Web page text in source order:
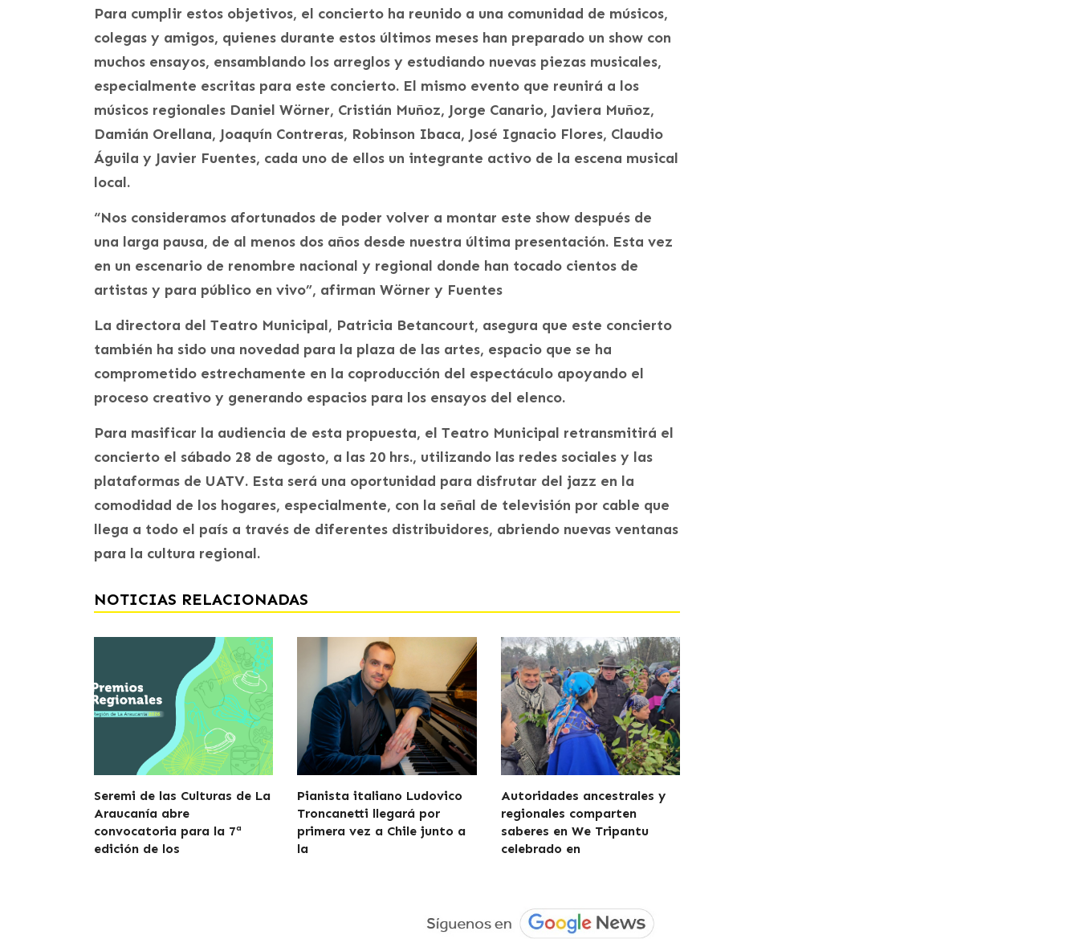
Para cumplir estos objetivos, el concierto ha reunido a una comunidad de músicos,
colegas y amigos, quienes durante estos últimos meses han preparado un show con
muchos ensayos, ensamblando los arreglos y estudiando nuevas piezas musicales,
especialmente escritas para este concierto. El mismo evento que reunirá a los
músicos regionales Daniel Wörner, Cristián Muñoz, Jorge Canario, Javiera Muñoz,
Damián Orellana, Joaquín Contreras, Robinson Ibaca, José Ignacio Flores, Claudio
Águila y Javier Fuentes, cada uno de ellos un integrante activo de la escena musical
local.
“Nos consideramos afortunados de poder volver a montar este show después de
una larga pausa, de al menos dos años desde nuestra última presentación. Esta vez
en un escenario de renombre nacional y regional donde han tocado cientos de
artistas y para público en vivo”, afirman Wörner y Fuentes
La directora del Teatro Municipal, Patricia Betancourt, asegura que este concierto
también ha sido una novedad para la plaza de las artes, espacio que se ha
comprometido estrechamente en la coproducción del espectáculo apoyando el
proceso creativo y generando espacios para los ensayos del elenco.
Para masificar la audiencia de esta propuesta, el Teatro Municipal retransmitirá el
concierto el sábado 28 de agosto, a las 20 hrs., utilizando las redes sociales y las
plataformas de UATV. Esta será una oportunidad para disfrutar del jazz en la
comodidad de los hogares, especialmente, con la señal de televisión por cable que
llega a todo el país a través de diferentes distribuidores, abriendo nuevas ventanas
para la cultura regional.
NOTICIAS RELACIONADAS
Seremi de las Culturas de La
Araucanía abre
convocatoria para la 7ª
edición de los
Pianista italiano Ludovico
Troncanetti llegará por
primera vez a Chile junto a
la
Autoridades ancestrales y
regionales comparten
saberes en We Tripantu
celebrado en